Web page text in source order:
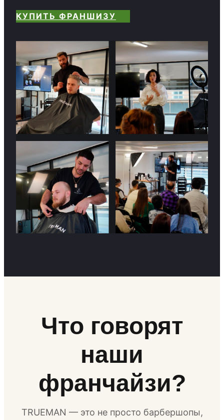
КУПИТЬ ФРАНШИЗУ
Что говорят
наши
франчайзи?
TRUEMAN — это не просто барбершопы,